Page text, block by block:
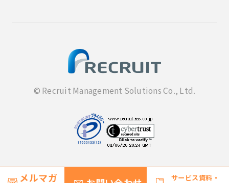
メルマガ
サービス資料・
© Recruit Management Solutions Co., Ltd.